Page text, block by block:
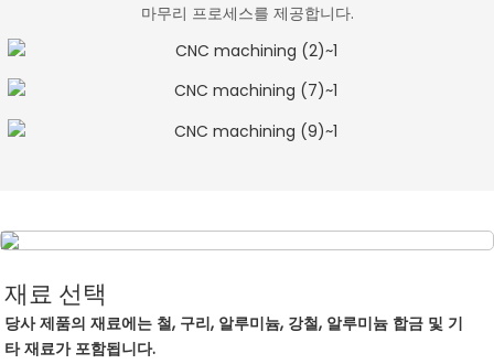
마무리 프로세스를 제공합니다.
재료 선택
당사 제품의 재료에는 철, 구리, 알루미늄, 강철, 알루미늄 합금 및 기
타 재료가 포함됩니다.